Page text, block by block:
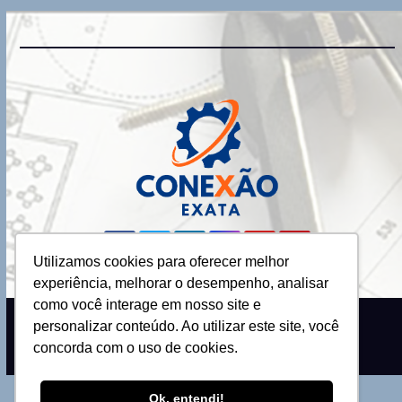
Utilizamos cookies para oferecer melhor
experiência, melhorar o desempenho, analisar
como você interage em nosso site e
personalizar conteúdo. Ao utilizar este site, você
concorda com o uso de cookies.
Ok, entendi!
Proudly powered by WordPress|
Theme: Newsup by Themeansar.